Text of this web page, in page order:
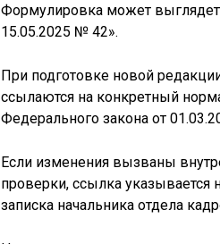
Формулировка может
15.05.2025 № 42».
При подготовке новой
ссылаются на конкретный
Федерального закона от
Если изменения вызваны
проверки, ссылка указывается
записка начальника отдела